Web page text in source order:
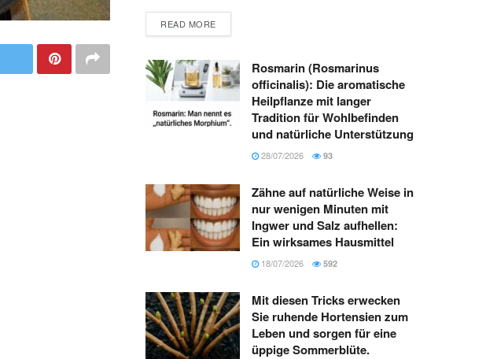
READ MORE
Rosmarin (Rosmarinus
officinalis): Die aromatische
Heilpflanze mit langer
Tradition für Wohlbefinden
und natürliche Unterstützung
28/07/2026 93
Zähne auf natürliche Weise in
nur wenigen Minuten mit
Ingwer und Salz aufhellen:
Ein wirksames Hausmittel
18/07/2026 592
Mit diesen Tricks erwecken
Sie ruhende Hortensien zum
Leben und sorgen für eine
üppige Sommerblüte.